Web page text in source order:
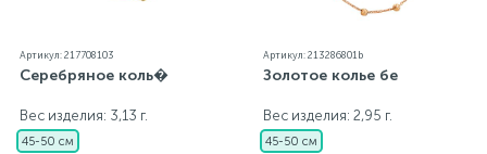
Артикул: 217708103
Серебряное коль�
Вес изделия: 3,13 г.
45-50 см
Артикул: 213286801b
Золотое колье бе
Вес изделия: 2,95 г.
45-50 см